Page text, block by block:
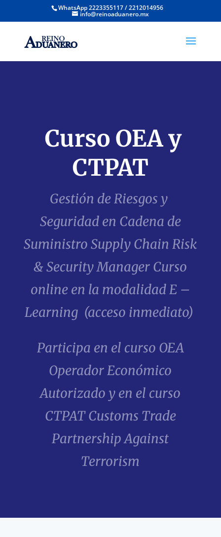
WhatsApp 2223355117 / 2212014956
info@reinoaduanero.mx
Curso OEA y
CTPAT
Gestión de Riesgos y
Seguridad en Cadena de
Suministro Supply Chain Risk
& Security Manager Curso
online en la modalidad E –
Learning (acceso inmediato)
Participa en el curso OEA
Operador Económico
Autorizado y en el curso
CTPAT Customs Trade
Partnership Against
Terrorism